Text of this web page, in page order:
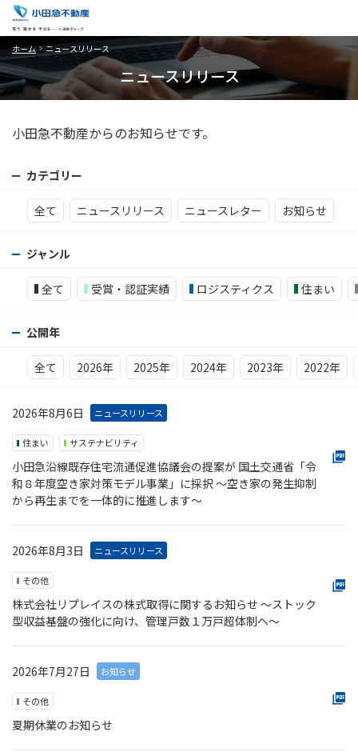
ホーム ニュースリリース
ニュースリリース
小田急不動産からのお知らせです。
カテゴリー
全て ニュースリリース ニュースレター お知らせ
ジャンル
全て 受賞・認証実績 ロジスティクス 住まい
公開年
全て 2026年 2025年 2024年 2023年 2022年
2026年8月6日 ニュースリリース
住まい サステナビリティ
小田急沿線既存住宅流通促進協議会の提案が 国土交通省「令
和８年度空き家対策モデル事業」に採択 ～空き家の発生抑制
から再生までを一体的に推進します～
2026年8月3日 ニュースリリース
その他
株式会社リプレイスの株式取得に関するお知らせ ～ストック
型収益基盤の強化に向け、管理戸数１万戸超体制へ～
2026年7月27日 お知らせ
その他
夏期休業のお知らせ